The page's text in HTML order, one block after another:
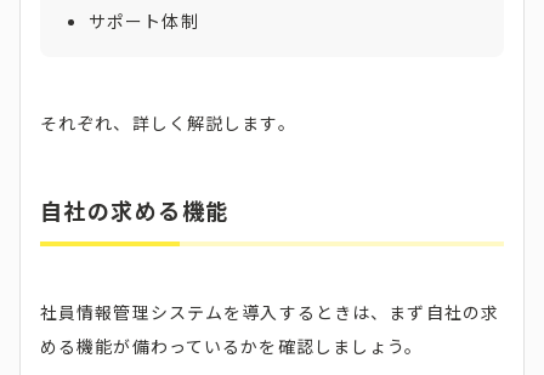
サポート体制
それぞれ、詳しく解説します。
自社の求める機能
社員情報管理システムを導入するときは、まず自社の求
める機能が備わっているかを確認しましょう。